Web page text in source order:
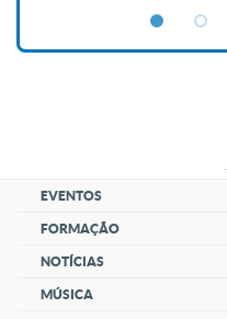
EVENTOS
FORMAÇÃO
NOTÍCIAS
MÚSICA